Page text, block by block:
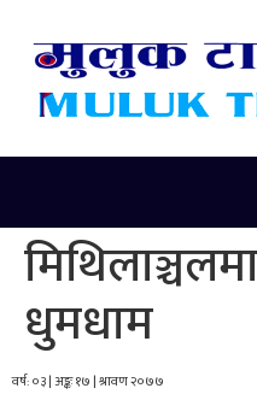
धुमधाम
वर्ष‌‌‌‌‌‌: ०३ | अङ्कः १७ | श्रावण २०७७